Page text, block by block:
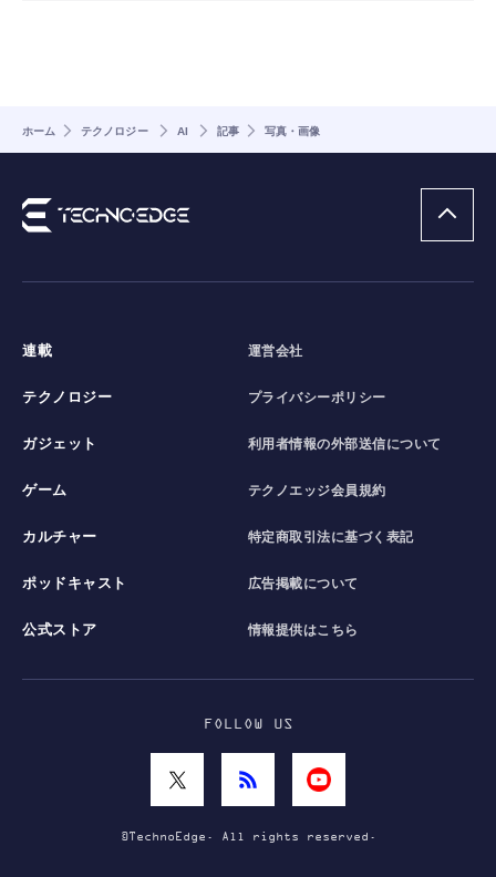
ホーム テクノロジー AI 記事 写真・画像
連載
テクノロジー
ガジェット
ゲーム
カルチャー
ポッドキャスト
公式ストア
運営会社
プライバシーポリシー
利用者情報の外部送信について
テクノエッジ会員規約
特定商取引法に基づく表記
広告掲載について
情報提供はこちら
FOLLOW US
©TechnoEdge. All rights reserved.